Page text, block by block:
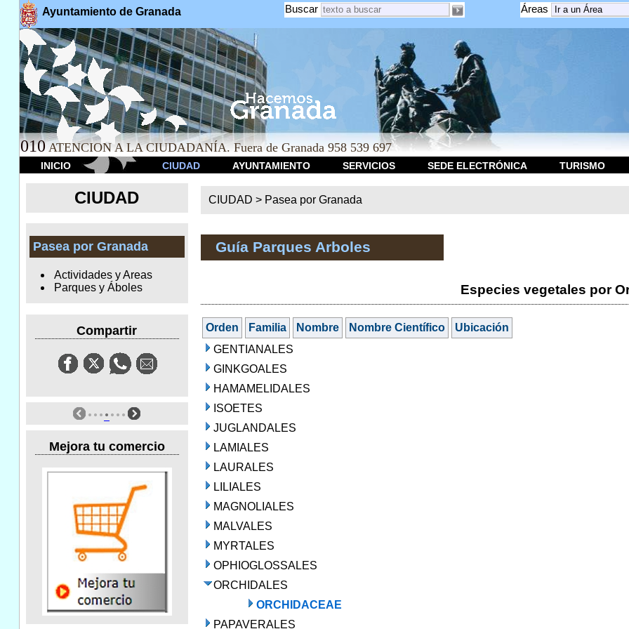
Ayuntamiento de Granada Áreas
Buscar
010 ATENCION A LA CIUDADANÍA. Fuera de Granada 958 539 697
INICIO CIUDAD AYUNTAMIENTO SERVICIOS SEDE ELECTRÓNICA TURISMO
CIUDAD
Pasea por Granada
Actividades y Areas
Parques y Áboles
Compartir
Mejora tu comercio
CIUDAD > Pasea por Granada
Guía Parques Arboles
Especies vegetales por
Orden Familia Nombre Nombre Científico
Ubicación
GENTIANALES
GINKGOALES
HAMAMELIDALES
ISOETES
JUGLANDALES
LAMIALES
LAURALES
LILIALES
MAGNOLIALES
MALVALES
MYRTALES
OPHIOGLOSSALES
ORCHIDALES
ORCHIDACEAE
PAPAVERALES